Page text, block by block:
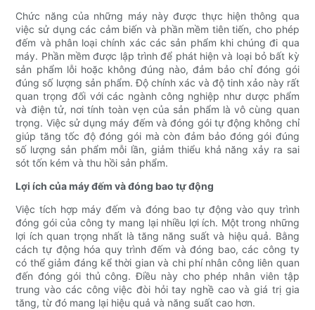
Chức năng của những máy này được thực hiện thông qua
việc sử dụng các cảm biến và phần mềm tiên tiến, cho phép
đếm và phân loại chính xác các sản phẩm khi chúng đi qua
máy. Phần mềm được lập trình để phát hiện và loại bỏ bất kỳ
sản phẩm lỗi hoặc không đúng nào, đảm bảo chỉ đóng gói
đúng số lượng sản phẩm. Độ chính xác và độ tinh xảo này rất
quan trọng đối với các ngành công nghiệp như dược phẩm
và điện tử, nơi tính toàn vẹn của sản phẩm là vô cùng quan
trọng. Việc sử dụng máy đếm và đóng gói tự động không chỉ
giúp tăng tốc độ đóng gói mà còn đảm bảo đóng gói đúng
số lượng sản phẩm mỗi lần, giảm thiểu khả năng xảy ra sai
sót tốn kém và thu hồi sản phẩm.
Lợi ích của máy đếm và đóng bao tự động
Việc tích hợp máy đếm và đóng bao tự động vào quy trình
đóng gói của công ty mang lại nhiều lợi ích. Một trong những
lợi ích quan trọng nhất là tăng năng suất và hiệu quả. Bằng
cách tự động hóa quy trình đếm và đóng bao, các công ty
có thể giảm đáng kể thời gian và chi phí nhân công liên quan
đến đóng gói thủ công. Điều này cho phép nhân viên tập
trung vào các công việc đòi hỏi tay nghề cao và giá trị gia
tăng, từ đó mang lại hiệu quả và năng suất cao hơn.